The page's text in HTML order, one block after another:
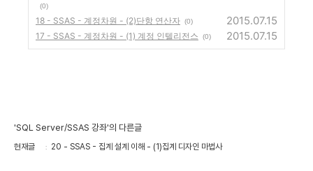
(0)
18 - SSAS - 계정차원 - (2)단항 연산자 (0) 2015.07.15
17 - SSAS - 계정차원 - (1) 계정 인텔리전스 (0) 2015.07.15
'SQL Server/SSAS 강좌'의 다른글
현재글 20 - SSAS - 집계 설계 이해 - (1)집계 디자인 마법사